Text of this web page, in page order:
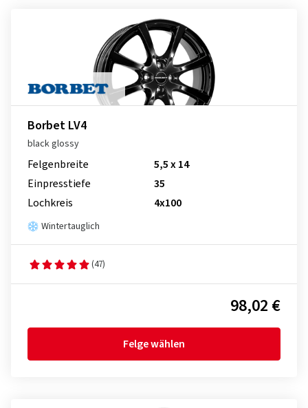
Borbet LV4
black glossy
Felgenbreite
5,5 x 14
Einpresstiefe
35
Lochkreis
4x100
Wintertauglich
(47)
98,02 €
Felge wählen